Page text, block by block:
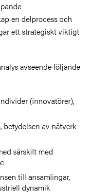
en delprocess och
ett strategiskt viktigt
avseende följande
(innovatörer),
betydelsen av nätverk
särskilt med
till ansamlingar,
dynamik